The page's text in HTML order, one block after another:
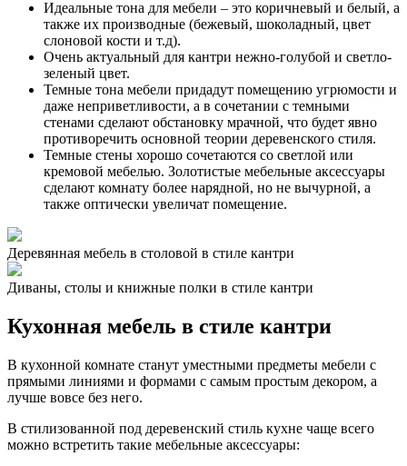
Идеальные тона для мебели – это коричневый и белый, а
также их производные (бежевый, шоколадный, цвет
слоновой кости и т.д).
Очень актуальный для кантри нежно-голубой и светло-
зеленый цвет.
Темные тона мебели придадут помещению угрюмости и
даже неприветливости, а в сочетании с темными
стенами сделают обстановку мрачной, что будет явно
противоречить основной теории деревенского стиля.
Темные стены хорошо сочетаются со светлой или
кремовой мебелью. Золотистые мебельные аксессуары
сделают комнату более нарядной, но не вычурной, а
также оптически увеличат помещение.
Деревянная мебель в столовой в стиле кантри
Диваны, столы и книжные полки в стиле кантри
Кухонная мебель в стиле кантри
В кухонной комнате станут уместными предметы мебели с
прямыми линиями и формами с самым простым декором, а
лучше вовсе без него.
В стилизованной под деревенский стиль кухне чаще всего
можно встретить такие мебельные аксессуары: